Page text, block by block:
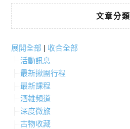
文章分類
展開全部
收合全部
活動訊息
最新揪團行程
最新課程
酒雄頻道
深度微旅
古物收藏